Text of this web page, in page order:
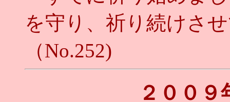
を守り、祈り続けさ
（No.252)
２００